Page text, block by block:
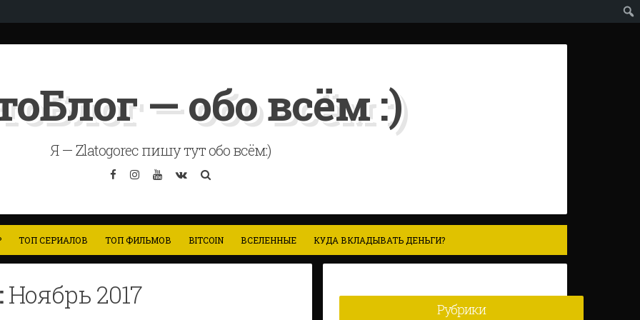
— обо всём :)
Я — Zlatogorec пишу тут обо всём:)
Facebook
InstagramYouTube
VK
ТОП СЕРИАЛОВ ТОП ФИЛЬМОВ BITCOIN ВСЕЛЕННЫЕ КУДА ВКЛАДЫВАТЬ ДЕНЬГИ?
Ноябрь 2017 Рубрики